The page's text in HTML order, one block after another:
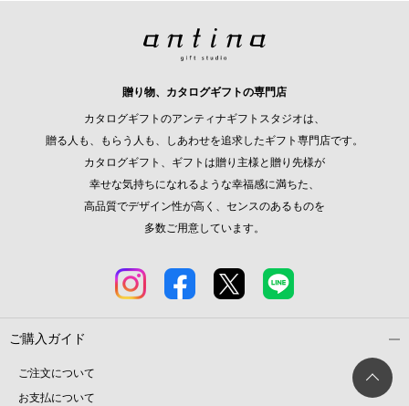
贈り物、カタログギフトの専門店
カタログギフトのアンティナギフトスタジオは、
贈る人も、もらう人も、しあわせを追求したギフト専門店です。
カタログギフト、ギフトは贈り主様と贈り先様が
幸せな気持ちになれるような幸福感に満ちた、
高品質でデザイン性が高く、センスのあるものを
多数ご用意しています。
ご購入ガイド
ご注文について
お支払について